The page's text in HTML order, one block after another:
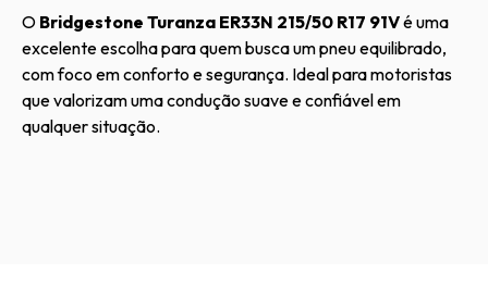
O Bridgestone Turanza ER33N 215/50 R17 91Vé uma
excelente escolha para quem busca um pneu equilibrado,
com foco em conforto e segurança. Ideal para motoristas
que valorizam uma condução suave e confiável em
qualquer situação.